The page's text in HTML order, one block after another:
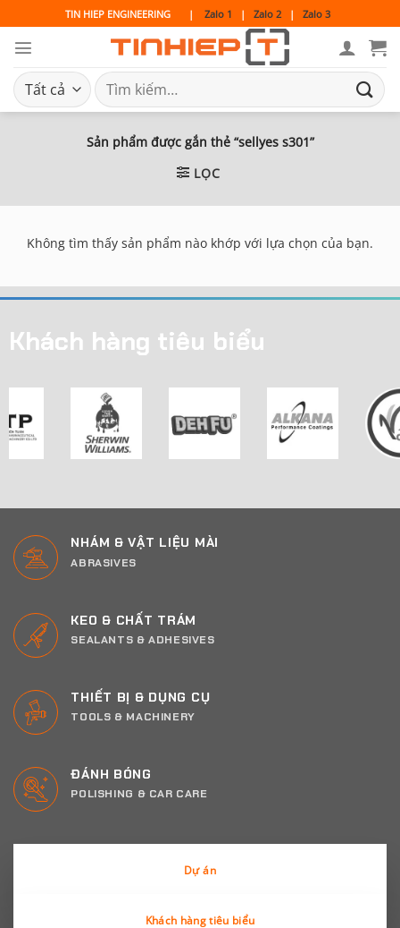
qua
nội
dung
TIN HIEP ENGINEERING | Zalo 1 | Zalo 2| Zalo 3
Tìm
kiếm:
Sản phẩm được gắn thẻ “sellyes s301”
LỌC
Không tìm thấy sản phẩm nào khớp với lựa chọn của bạn.
Khách hàng tiêu biểu
NHÁM & VẬT LIỆU MÀI
ABRASIVES
KEO & CHẤT TRÁM
SEALANTS & ADHESIVES
THIẾT BỊ & DỤNG CỤ
TOOLS & MACHINERY
ĐÁNH BÓNG
POLISHING & CAR CARE
Dự án
Khách hàng tiêu biểu